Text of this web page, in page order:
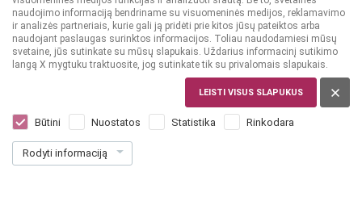
naudojimo informaciją bendriname su visuomeninės medijos, reklamavimo
ir analizės partneriais, kurie gali ją pridėti prie kitos jūsų pateiktos arba
naudojant paslaugas surinktos informacijos. Toliau naudodamiesi mūsų
svetaine, jūs sutinkate su mūsų slapukais. Uždarius informacinį sutikimo
langą X mygtuku traktuosite, jog sutinkate tik su privalomais slapukais.
LEISTI VISUS SLAPUKUS
Būtini Nuostatos Statistika Rinkodara
Rodyti informaciją